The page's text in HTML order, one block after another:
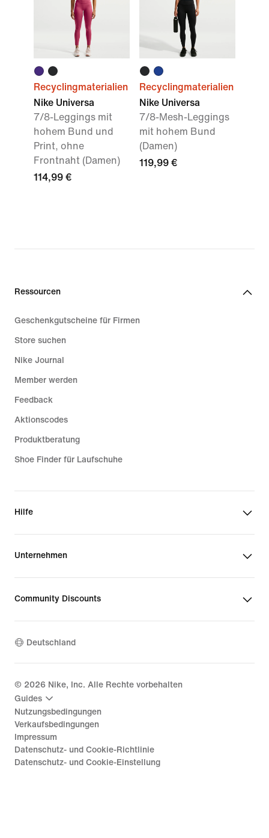
Recyclingmaterialien
Nike Universa
7/8-Leggings mit
hohem Bund und
Print, ohne
Frontnaht (Damen)
114,99 €
Recyclingmaterialien
Nike Universa
7/8-Mesh-Leggings
mit hohem Bund
(Damen)
119,99 €
Ressourcen
Geschenkgutscheine für Firmen
Store suchen
Nike Journal
Member werden
Feedback
Aktionscodes
Produktberatung
Shoe Finder für Laufschuhe
Hilfe
Unternehmen
Community Discounts
Deutschland
© 2026 Nike, Inc. Alle Rechte vorbehalten
Guides
Nutzungsbedingungen
Verkaufsbedingungen
Impressum
Datenschutz- und Cookie-Richtlinie
Datenschutz- und Cookie-Einstellung